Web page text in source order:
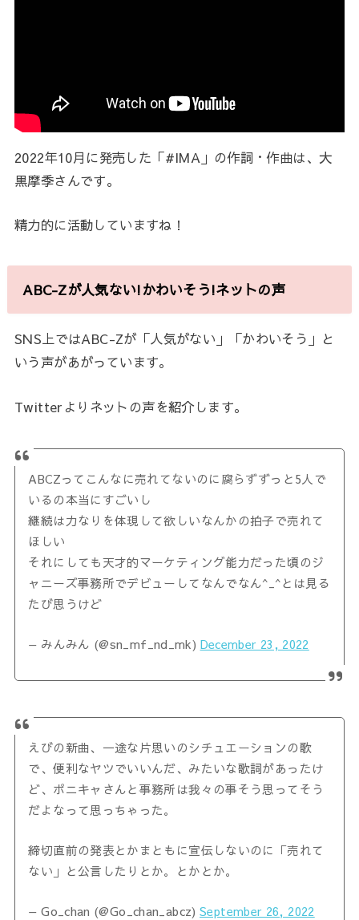
2022年10月に発売した「#IMA」の作詞・作曲は、大
黒摩季さんです。
精力的に活動していますね！
ABC-Zが人気ない!かわいそう!ネットの声
SNS上ではABC-Zが「人気がない」「かわいそう」と
いう声があがっています。
Twitterよりネットの声を紹介します。
ABCZってこんなに売れてないのに腐らずずっと5人で
いるの本当にすごいし
継続は力なりを体現して欲しいなんかの拍子で売れて
ほしい
それにしても天才的マーケティング能力だった頃のジ
ャニーズ事務所でデビューしてなんでなん^_^とは見る
たび思うけど
— みんみん (@sn_mf_nd_mk) December 23, 2022
えびの新曲、一途な片思いのシチュエーションの歌
で、便利なヤツでいいんだ、みたいな歌詞があったけ
ど、ポニキャさんと事務所は我々の事そう思ってそう
だよなって思っちゃった。
締切直前の発表とかまともに宣伝しないのに「売れて
ない」と公言したりとか。とかとか。
— Go_chan (@Go_chan_abcz)September 26, 2022